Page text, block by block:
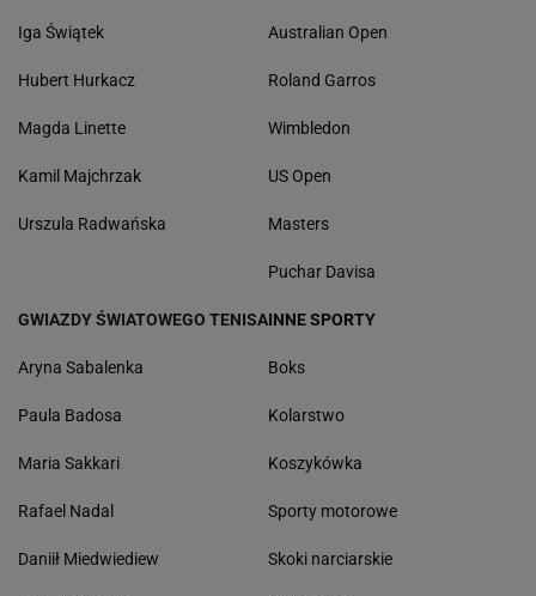
Iga Świątek
Hubert Hurkacz
Magda Linette
Kamil Majchrzak
Urszula Radwańska
Australian Open
Roland Garros
Wimbledon
US Open
Masters
Puchar Davisa
GWIAZDY ŚWIATOWEGO TENISA
Aryna Sabalenka
Paula Badosa
Maria Sakkari
Rafael Nadal
Daniił Miedwiediew
INNE SPORTY
Boks
Kolarstwo
Koszykówka
Sporty motorowe
Skoki narciarskie